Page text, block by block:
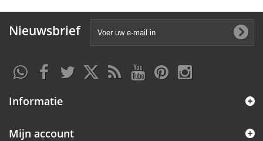
Nieuwsbrief
Informatie
Mijn account